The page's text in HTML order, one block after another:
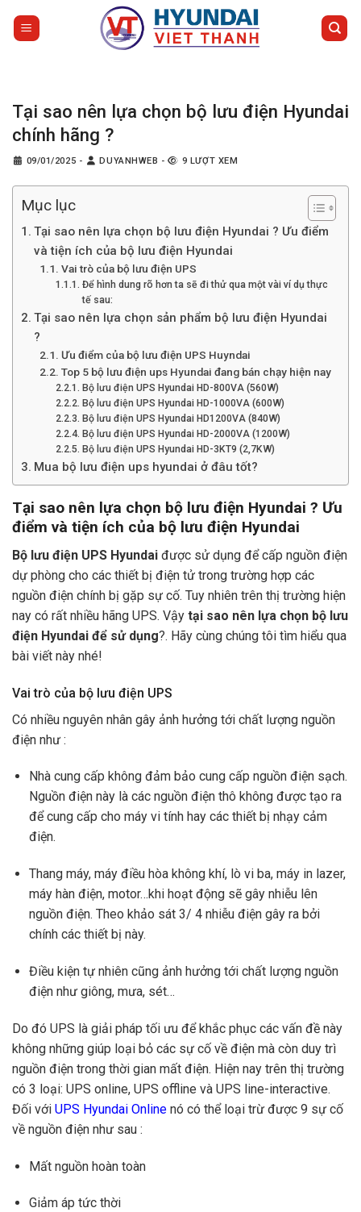
Tại sao nên lựa chọn bộ lưu điện Hyundai
chính hãng ?
09/01/2025 - DUYANHWEB - 9 LƯỢT XEM
Mục lục
Tại sao nên lựa chọn bộ lưu điện Hyundai ? Ưu điểm
và tiện ích của bộ lưu điện Hyundai
Vai trò của bộ lưu điện UPS
Để hình dung rõ hơn ta sẽ đi thử qua một vài ví dụ thực
tế sau:
Tại sao nên lựa chọn sản phẩm bộ lưu điện Hyundai
?
Ưu điểm của bộ lưu điện UPS Huyndai
Top 5 bộ lưu điện ups Hyundai đang bán chạy hiện nay
Bộ lưu điện UPS Hyundai HD-800VA (560W)
Bộ lưu điện UPS Hyundai HD-1000VA (600W)
Bộ lưu điện UPS Hyundai HD1200VA (840W)
Bộ lưu điện UPS Hyundai HD-2000VA (1200W)
Bộ lưu điện UPS Hyundai HD-3KT9 (2,7KW)
Mua bộ lưu điện ups hyundai ở đâu tốt?
Tại sao nên lựa chọn bộ lưu điện Hyundai ? Ưu
điểm và tiện ích của bộ lưu điện Hyundai
Bộ lưu điện UPS Hyundai được sử dụng để cấp nguồn điện
dự phòng cho các thiết bị điện tử trong trường hợp các
nguồn điện chính bị gặp sự cố. Tuy nhiên trên thị trường hiện
nay có rất nhiều hãng UPS. Vậy tại sao nên lựa chọn bộ lưu
điện Hyundai để sử dụng?. Hãy cùng chúng tôi tìm hiểu qua
bài viết này nhé!
Vai trò của bộ lưu điện UPS
Có nhiều nguyên nhân gây ảnh hưởng tới chất lượng nguồn
điện như :
Nhà cung cấp không đảm bảo cung cấp nguồn điện sạch.
Nguồn điện này là các nguồn điện thô không được tạo ra
để cung cấp cho máy vi tính hay các thiết bị nhạy cảm
điện.
Thang máy, máy điều hòa không khí, lò vi ba, máy in lazer,
máy hàn điện, motor…khi hoạt động sẽ gây nhiễu lên
nguồn điện. Theo khảo sát 3/ 4 nhiễu điện gây ra bởi
chính các thiết bị này.
Điều kiện tự nhiên cũng ảnh hưởng tới chất lượng nguồn
điện như giông, mưa, sét…
Do đó UPS là giải pháp tối ưu để khắc phục các vấn đề này
không những giúp loại bỏ các sự cố về điện mà còn duy trì
nguồn điện trong thời gian mất điện. Hiện nay trên thị trường
có 3 loại: UPS online, UPS offline và UPS line-interactive.
Đối với UPS Hyundai Online nó có thể loại trừ được 9 sự cố
về nguồn điện như sau :
Mất nguồn hoàn toàn
Giảm áp tức thời